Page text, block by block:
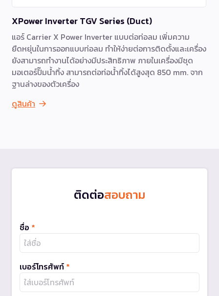
XPower Inverter TGV Series (Duct)
แอร์ Carrier X Power Inverter แบบต่อท่อลม เพิ่มความ
ยืดหยุ่นในการออกแบบท่อลม ทำให้ง่ายต่อการติดตั้งและเครื่อง
ยังสามารถทำงานได้อย่างมีประสิทธิภาพ ภายในเครื่องมีชุด
มอเตอร์ปั๊มน้ำทิ้ง สามารถต่อท่อน้ำทิ้งได้สูงสุด 850 mm. จาก
ฐานล่างของตัวเครื่อง
ดูสินค้า
ติดต่อสอบถาม
ชื่อ *
เบอร์โทรศัพท์ *